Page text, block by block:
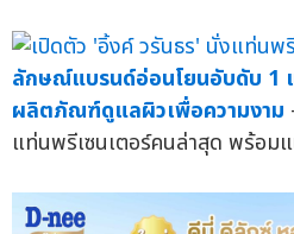
ลักษณ์แบรนด์อ่อนโยนอับดับ 1
ผลิตภัณฑ์ดูแลผิวเพื่อความงาม
แท่นพรีเซนเตอร์คนล่าสุด พร้อม